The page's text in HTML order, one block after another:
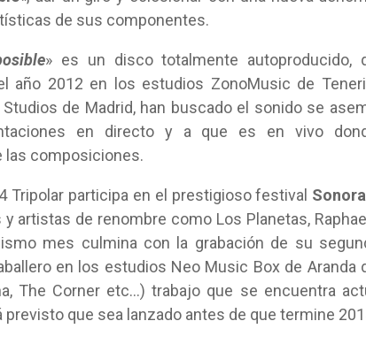
de sus componentes.
» es un disco totalmente autoproducido,
año 2012 en los estudios ZonoMusic de
de Madrid, han buscado el sonido se
en directo y a que es en vivo
las composiciones.
Tripolar participa en el prestigioso festival
artistas de renombre como Los Planetas,
mes culmina con la grabación de su
en los estudios Neo Music Box de Aranda
The Corner etc…) trabajo que se encuentra
previsto que sea lanzado antes de que termine